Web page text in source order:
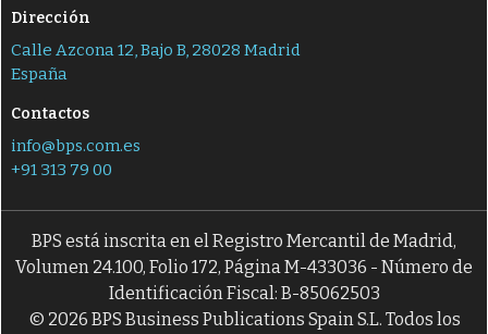
Dirección
Calle Azcona 12, Bajo B, 28028 Madrid
España
Contactos
info@bps.com.es
+91 313 79 00
BPS está inscrita en el Registro Mercantil de Madrid,
Volumen 24.100, Folio 172, Página M-433036 - Número de
Identificación Fiscal: B-85062503
© 2026 BPS Business Publications Spain S.L. Todos los